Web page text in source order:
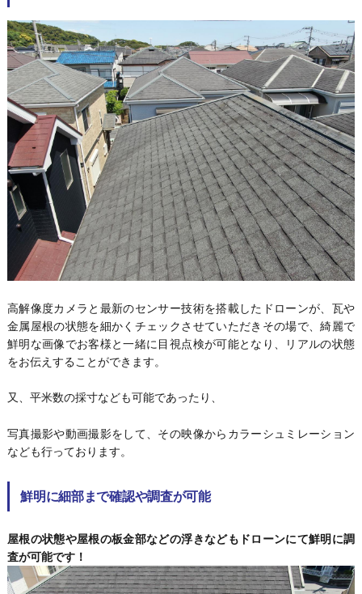
高解像度カメラと最新のセンサー技術を搭載したドローンが、瓦や
金属屋根の状態を細かくチェックさせていただきその場で、綺麗で
鮮明な画像でお客様と一緒に目視点検が可能となり、リアルの状態
をお伝えすることができます。
又、平米数の採寸なども可能であったり、
写真撮影や動画撮影をして、その映像からカラーシュミレーション
なども行っております。
鮮明に細部まで確認や調査が可能
屋根の状態や屋根の板金部などの浮きなどもドローンにて鮮明に調
査が可能です！